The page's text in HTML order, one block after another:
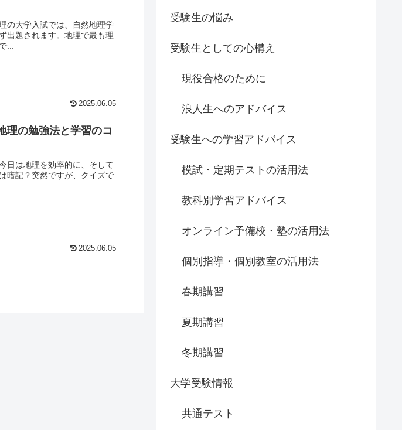
の大学入試では、自然地理学
出題されます。地理で最も理
...
2025.06.05
理の勉強法と学習のコ
日は地理を効率的に、そして
暗記？突然ですが、クイズで
2025.06.05
受験生の悩み
受験生としての心構え
現役合格のために
浪人生へのアドバイス
受験生への学習アドバイス
模試・定期テストの活用法
教科別学習アドバイス
オンライン予備校・塾の活用法
個別指導・個別教室の活用法
春期講習
夏期講習
冬期講習
大学受験情報
共通テスト